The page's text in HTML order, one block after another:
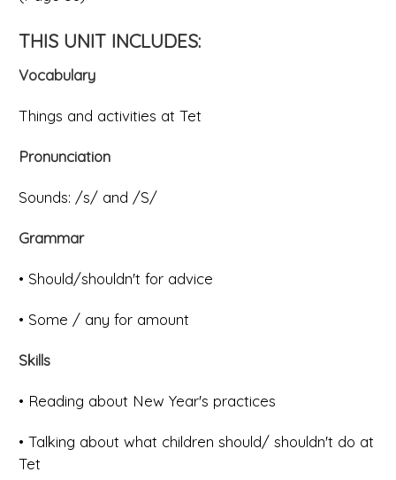
THIS UNIT INCLUDES:
Vocabulary
Things and activities at Tet
Pronunciation
Sounds: /s/ and /S/
Grammar
• Should/shouldn't for advice
• Some / any for amount
Skills
• Reading about New Year's practices
• Talking about what children should/ shouldn't do at
Tet